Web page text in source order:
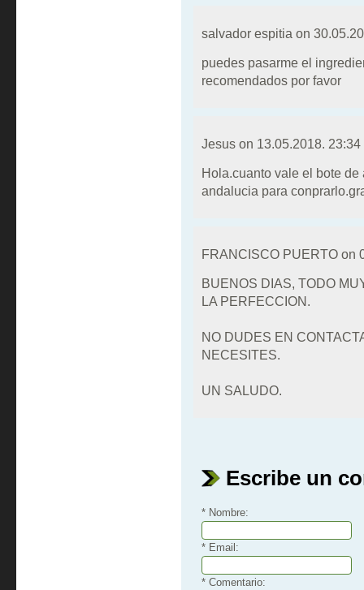
salvador espitia on
puedes pasarme el
recomendados por favor
Jesus on 13.05.2018. 23:34
Hola.cuanto vale el bote
andalucia para
FRANCISCO PUERTO on
BUENOS DIAS, TODO
LA PERFECCION.
NO DUDES EN
NECESITES.
UN SALUDO.
Escribe un
* Nombre:
* Email:
* Comentario: